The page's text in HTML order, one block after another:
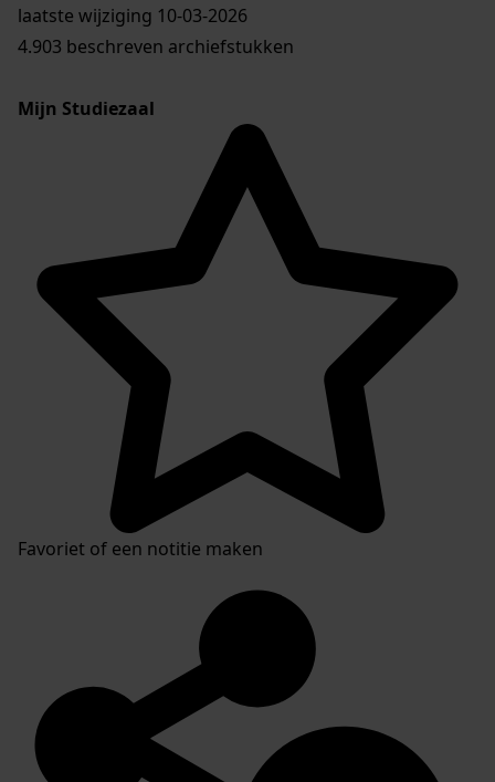
laatste wijziging 10-03-2026
4.903 beschreven archiefstukken
Mijn Studiezaal
Favoriet of een notitie maken